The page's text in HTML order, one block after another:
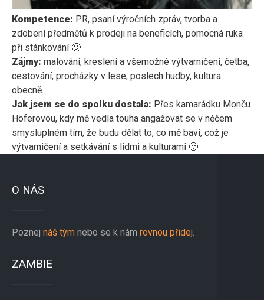
Kompetence: PR, psaní výročních zpráv, tvorba a
zdobení předmětů k prodeji na beneficích, pomocná ruka
při stánkování 🙂
Zájmy: malování, kreslení a všemožné výtvarničení, četba,
cestování, procházky v lese, poslech hudby, kultura
obecně…
Jak jsem se do spolku dostala: Přes kamarádku Monču
Höferovou, kdy mě vedla touha angažovat se v něčem
smysluplném tím, že budu dělat to, co mě baví, což je
výtvarničení a setkávání s lidmi a kulturami 🙂
O NÁS
Poznej náš tým nebo se k nám rovnou přidej.
ZAMBIE